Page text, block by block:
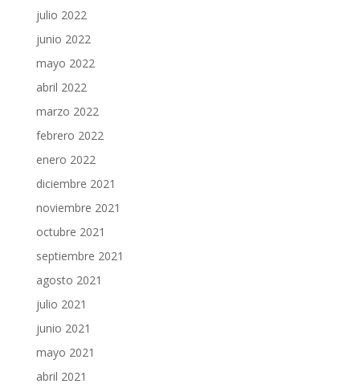
julio 2022
junio 2022
mayo 2022
abril 2022
marzo 2022
febrero 2022
enero 2022
diciembre 2021
noviembre 2021
octubre 2021
septiembre 2021
agosto 2021
julio 2021
junio 2021
mayo 2021
abril 2021